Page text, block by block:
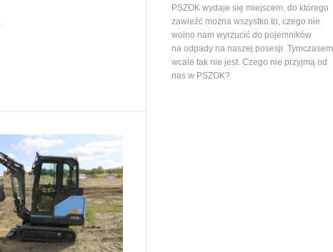
PSZOK wydaje się miejscem, do którego
zawieźć można wszystko to, czego nie
wolno nam wyrzucić do pojemników
na odpady na naszej posesji. Tymczasem
wcale tak nie jest. Czego nie przyjmą od
nas w PSZOK?